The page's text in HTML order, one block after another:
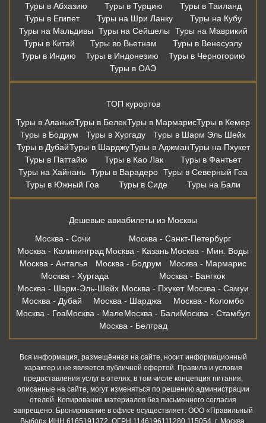
Туры в Абхазию
Туры в Турцию
Туры в Таиланд
Туры в Египет
Туры на Шри Ланку
Туры на Кубу
Туры на Мальдивы
Туры на Сейшелы
Туры на Маврикий
Туры в Китай
Туры во Вьетнам
Туры в Венесуэлу
Туры в Индию
Туры в Индонезию
Туры в Черногорию
Туры в ОАЭ
ТОП курортов
Туры в АланьюТуры в БелекТуры в МармарисТуры в Кемер
Туры в Бодрум
Туры в Хургаду
Туры в Шарм Эль Шейх
Туры в ДубайТуры в ШарджуТуры в АджманТуры на Пхукет
Туры в Паттайю
Туры в Као Лак
Туры в Фантьет
Туры на Хайнань Туры в Варадеро Туры в Северный Гоа
Туры в Южный Гоа
Туры в Сиде Туры на Бали
Дешевые авиабилеты из Москвы
Москва - Сочи
Москва - Санкт-Петербург
Москва - Калининград Москва - Казань Москва - Мин. Воды
Москва - Анталья
Москва - Бодрум
Москва - Мармарис
Москва - Хургада
Москва - Бангкок
Москва - Шарм-Эль-Шейх Москва - Пхукет Москва - Самуи
Москва - Дубай
Москва - Шарджа
Москва - Коломбо
Москва - ГоаМосква - МалеМосква - БалиМосква - Стамбул
Москва - Белград
Вся информация, размещённая на сайте, носит информационный
характер и не является публичной офертой. Правила и условия
предоставления услуг в отелях, в том числе концепция питания,
описанные на сайте, могут изменяться по решению администрации
отелей. Копирование материалов без письменного согласия
запрещено. Бронирование в офисе осуществляет: ООО «Правильный
Выбор» ИНН 6165191372, ОГРН 1146196111280 115054, г. Москва,